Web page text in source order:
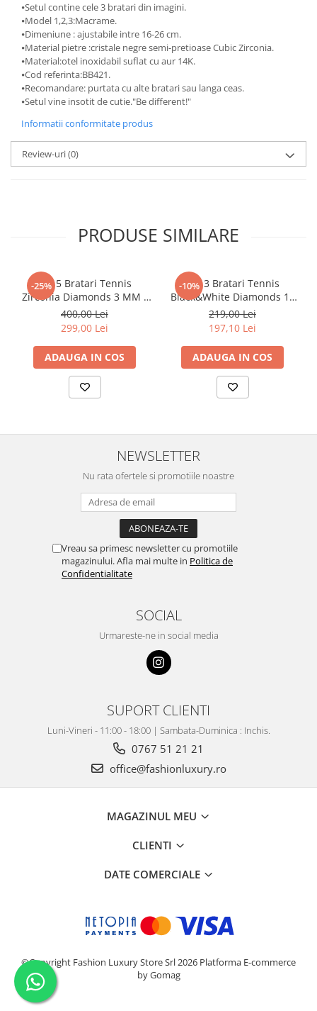
⦁Setul contine cele 3 bratari din imagini.
⦁Model 1,2,3:Macrame.
⦁Dimeniune : ajustabile intre 16-26 cm.
⦁Material pietre :cristale negre semi-pretioase Cubic Zirconia.
⦁Material:otel inoxidabil suflat cu aur 14K.
⦁Cod referinta:BB421.
⦁Recomandare: purtata cu alte bratari sau langa ceas.
⦁Setul vine insotit de cutie."Be different!"
Informatii conformitate produs
Review-uri(0)
PRODUSE SIMILARE
-25%
Set 5 Bratari Tennis
Zirconia Diamonds 3 MM /
19.5 CM
400,00 Lei
299,00 Lei
ADAUGA IN COS
-10%
Set 3 Bratari Tennis
Black&White Diamonds 19
CM
219,00 Lei
197,10 Lei
ADAUGA IN COS
NEWSLETTER
Nu rata ofertele si promotiile noastre
Vreau sa primesc newsletter cu promotiile
magazinului. Afla mai multe in Politica de
Confidentialitate
SOCIAL
Urmareste-ne in social media
SUPORT CLIENTI
Luni-Vineri - 11:00 - 18:00 | Sambata-Duminica : Inchis.
0767 51 21 21
office@fashionluxury.ro
MAGAZINUL MEU
CLIENTI
DATE COMERCIALE
©Copyright Fashion Luxury Store Srl 2026 Platforma E-commerce
by Gomag